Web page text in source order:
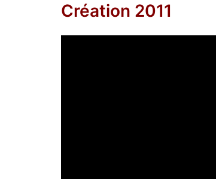
Création 2011